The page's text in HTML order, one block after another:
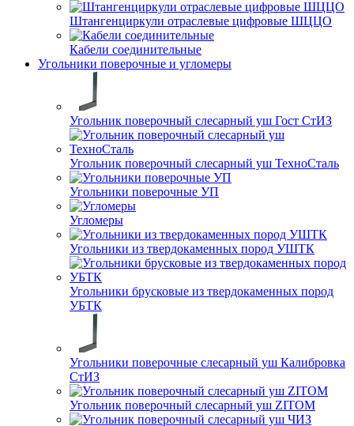
Штангенциркули отраслевые цифровые ШЦЦО
Кабели соединительные
Угольники поверочные и угломеры
Угольник поверочный слесарный уш Гост СтИЗ
Угольник поверочный слесарный уш ТехноСталь
Угольники поверочные УП
Угломеры
Угольники из твердокаменных пород УШТК
Угольники брусковые из твердокаменных пород
УБТК
Угольники поверочные слесарный уш Калибровка
СтИЗ
Угольник поверочный слесарный уш ZITOM